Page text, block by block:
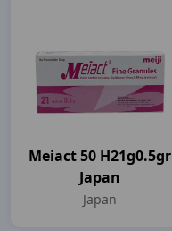
Meiact 50 H21g0.5gr
Japan
Japan